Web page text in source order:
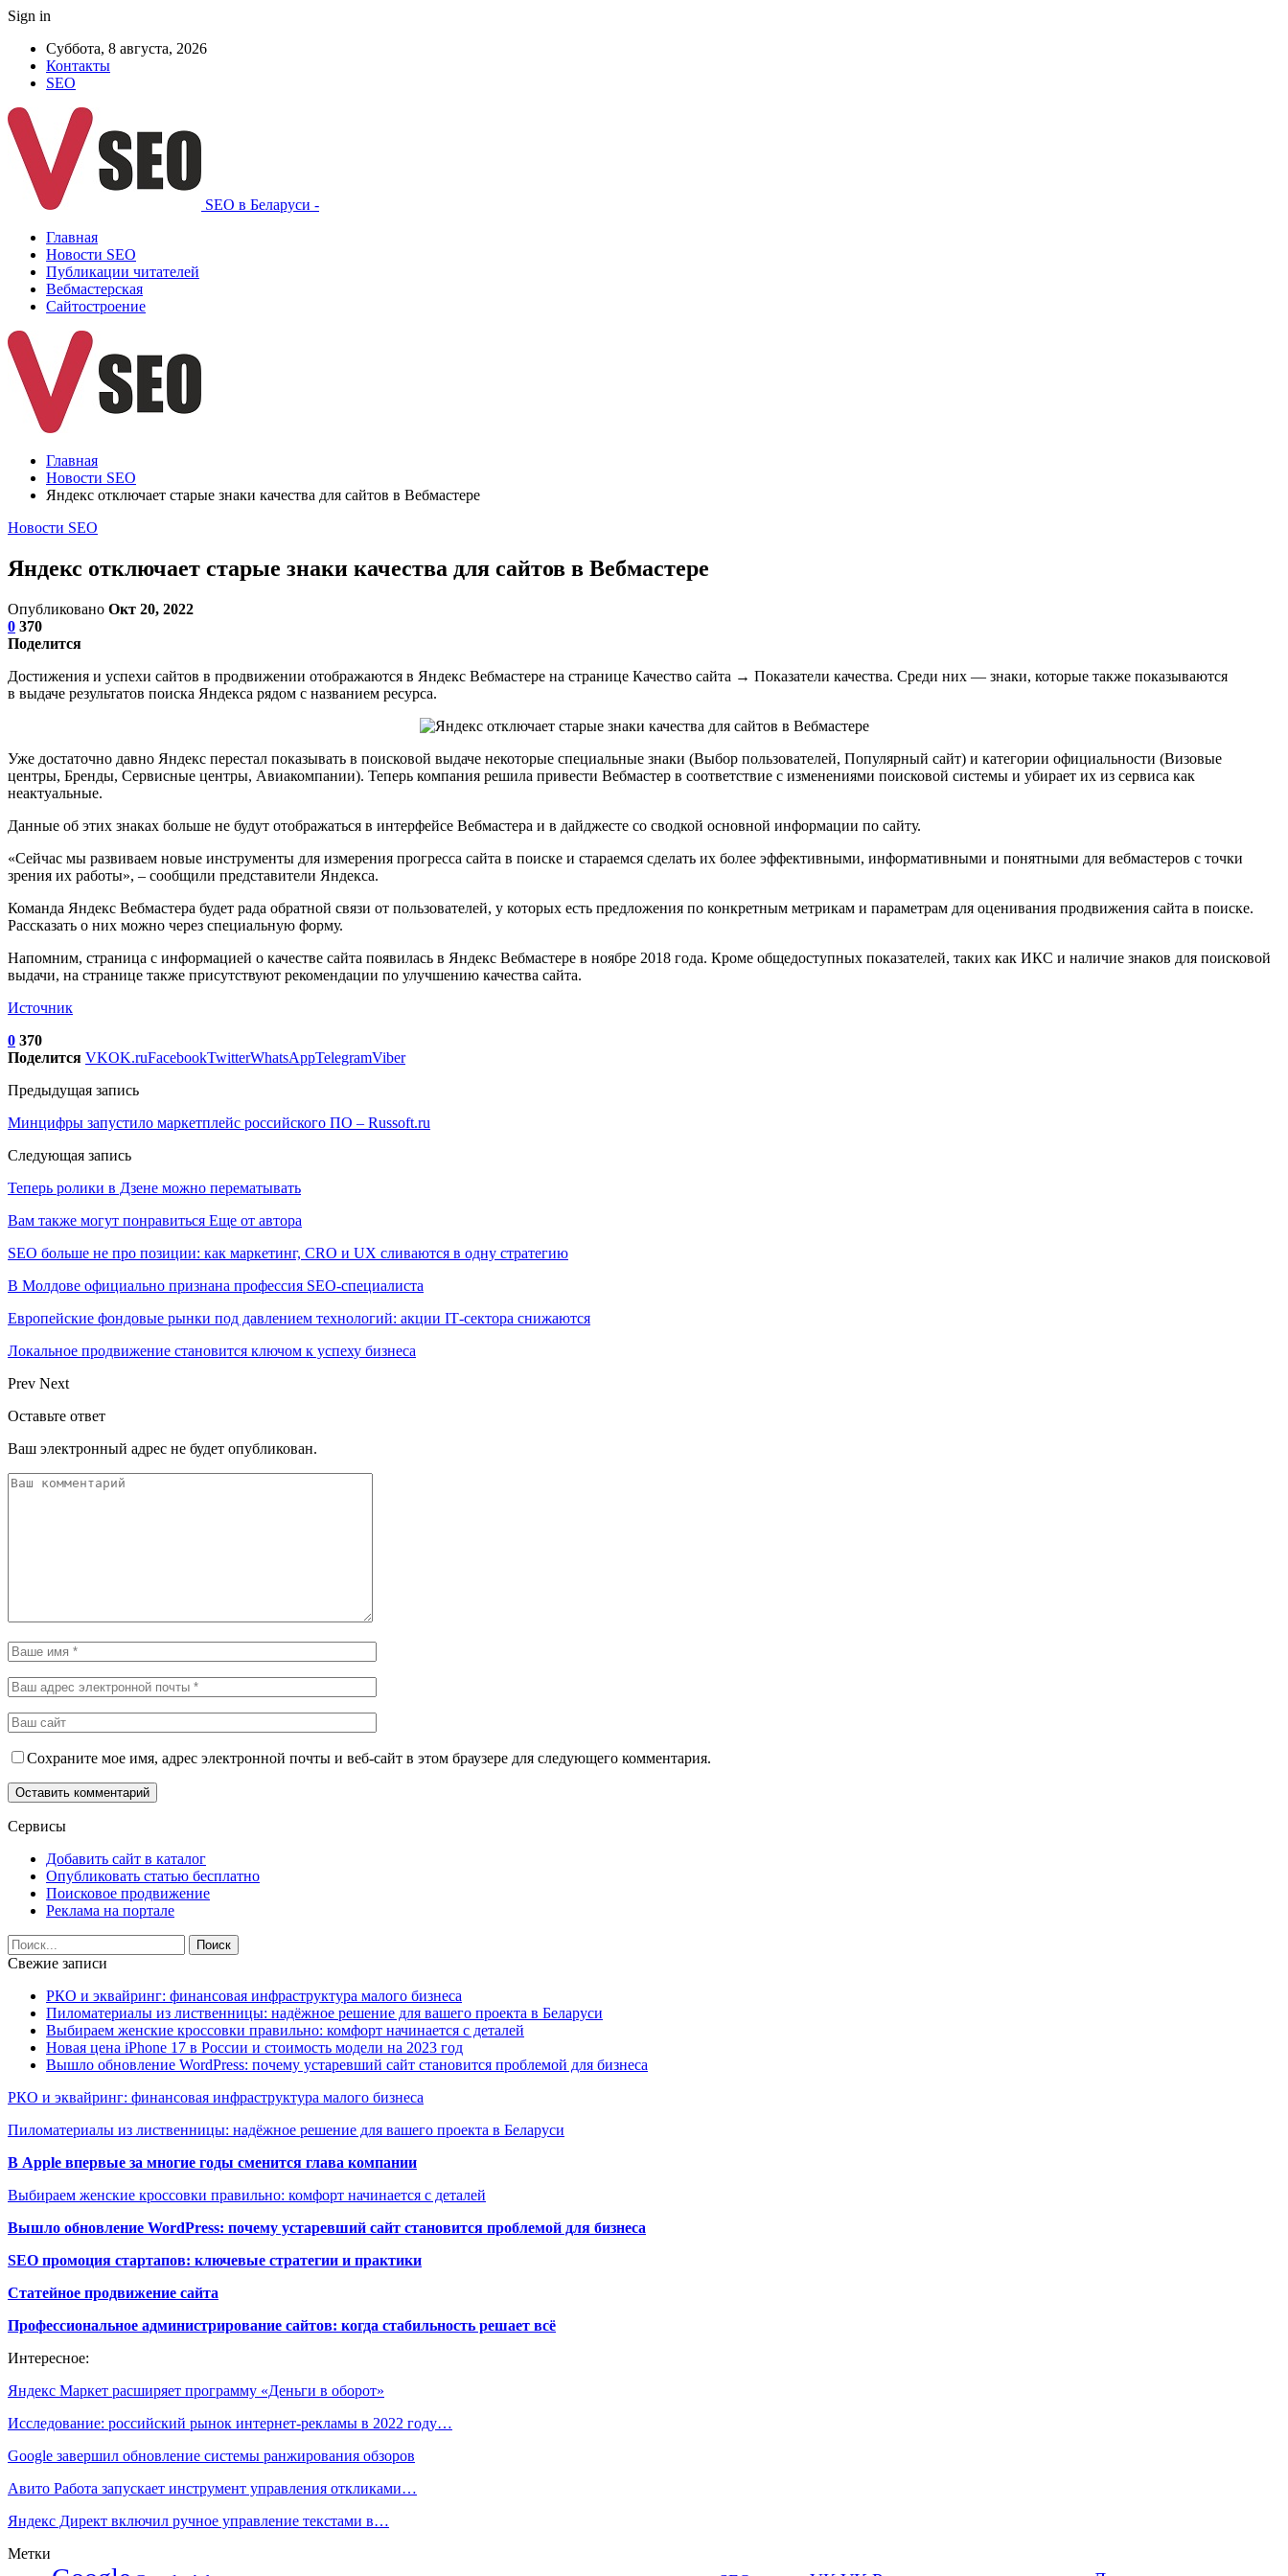
Sign in
Суббота, 8 августа, 2026
Контакты
SEO
SEO в Беларуси -
Главная
Новости SEO
Публикации читателей
Вебмастерская
Сайтостроение
Главная
Новости SEO
Яндекс отключает старые знаки качества для сайтов в Вебмастере
Новости SEO
Яндекс отключает старые знаки качества для сайтов в Вебмастере
Опубликовано Окт 20, 2022
0 370
Поделится
Достижения и успехи сайтов в продвижении отображаются в Яндекс Вебмастере на странице Качество сайта → Показатели качества. Среди них — знаки, которые также показываются
в выдаче результатов поиска Яндекса рядом с названием ресурса.
Уже достаточно давно Яндекс перестал показывать в поисковой выдаче некоторые специальные знаки (Выбор пользователей, Популярный сайт) и категории официальности (Визовые
центры, Бренды, Сервисные центры, Авиакомпании). Теперь компания решила привести Вебмастер в соответствие с изменениями поисковой системы и убирает их из сервиса как
неактуальные.
Данные об этих знаках больше не будут отображаться в интерфейсе Вебмастера и в дайджесте со сводкой основной информации по сайту.
«Сейчас мы развиваем новые инструменты для измерения прогресса сайта в поиске и стараемся сделать их более эффективными, информативными и понятными для вебмастеров с точки
зрения их работы», – сообщили представители Яндекса.
Команда Яндекс Вебмастера будет рада обратной связи от пользователей, у которых есть предложения по конкретным метрикам и параметрам для оценивания продвижения сайта в поиске.
Рассказать о них можно через специальную форму.
Напомним, страница с информацией о качестве сайта появилась в Яндекс Вебмастере в ноябре 2018 года. Кроме общедоступных показателей, таких как ИКС и наличие знаков для поисковой
выдачи, на странице также присутствуют рекомендации по улучшению качества сайта.
Источник
0 370
Поделится VKOK.ruFacebookTwitterWhatsAppTelegramViber
Предыдущая запись
Минцифры запустило маркетплейс российского ПО – Russoft.ru
Следующая запись
Теперь ролики в Дзене можно перематывать
Вам также могут понравиться Еще от автора
SEO больше не про позиции: как маркетинг, CRO и UX сливаются в одну стратегию
В Молдове официально признана профессия SEO-специалиста
Европейские фондовые рынки под давлением технологий: акции IT‑сектора снижаются
Локальное продвижение становится ключом к успеху бизнеса
Prev Next
Оставьте ответ
Ваш электронный адрес не будет опубликован.
Сохраните мое имя, адрес электронной почты и веб-сайт в этом браузере для следующего комментария.
Сервисы
Добавить сайт в каталог
Опубликовать статью бесплатно
Поисковое продвижение
Реклама на портале
Свежие записи
РКО и эквайринг: финансовая инфраструктура малого бизнеса
Пиломатериалы из лиственницы: надёжное решение для вашего проекта в Беларуси
Выбираем женские кроссовки правильно: комфорт начинается с деталей
Новая цена iPhone 17 в России и стоимость модели на 2023 год
Вышло обновление WordPress: почему устаревший сайт становится проблемой для бизнеса
РКО и эквайринг: финансовая инфраструктура малого бизнеса
Пиломатериалы из лиственницы: надёжное решение для вашего проекта в Беларуси
В Apple впервые за многие годы сменится глава компании
Выбираем женские кроссовки правильно: комфорт начинается с деталей
Вышло обновление WordPress: почему устаревший сайт становится проблемой для бизнеса
SEO промоция стартапов: ключевые стратегии и практики
Статейное продвижение сайта
Профессиональное администрирование сайтов: когда стабильность решает всё
Интересное:
Яндекс Маркет расширяет программу «Деньги в оборот»
Исследование: российский рынок интернет-рекламы в 2022 году…
Google завершил обновление системы ранжирования обзоров
Авито Работа запускает инструмент управления откликами…
Яндекс Директ включил ручное управление текстами в…
Метки